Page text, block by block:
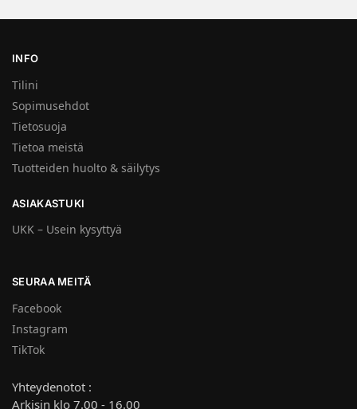
INFO
Tilini
Sopimusehdot
Tietosuoja
Tietoa meistä
Tuotteiden huolto & säilytys
ASIAKASTUKI
UKK – Usein kysyttyä
SEURAA MEITÄ
Facebook
Instagram
TikTok
Yhteydenotot :
Arkisin klo 7.00 - 16.00